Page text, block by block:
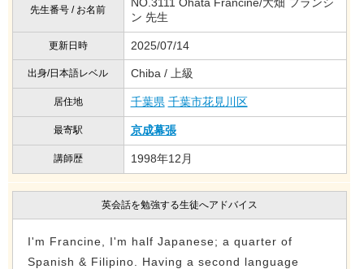
先生番号 / お名前
ン 先生
更新日時 2025/07/14
出身/日本語レベル Chiba / 上級
居住地 千葉県 千葉市花見川区
最寄駅 京成幕張
講師歴 1998年12月
英会話を勉強する生徒へアドバイス
I'm Francine, I'm half Japanese; a quarter of
Spanish & Filipino. Having a second language